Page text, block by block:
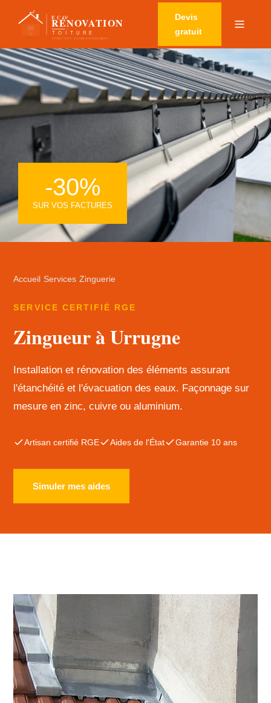
Devis
gratuit
Accueil ›Services›Zinguerie
SERVICE CERTIFIÉ RGE
Zingueur à Urrugne
Installation et rénovation des éléments assurant
l'étanchéité et l'évacuation des eaux. Façonnage sur
mesure en zinc, cuivre ou aluminium.
Artisan certifié RGE Aides de l'État Garantie 10 ans
Simuler mes aides
-30%
SUR VOS FACTURES